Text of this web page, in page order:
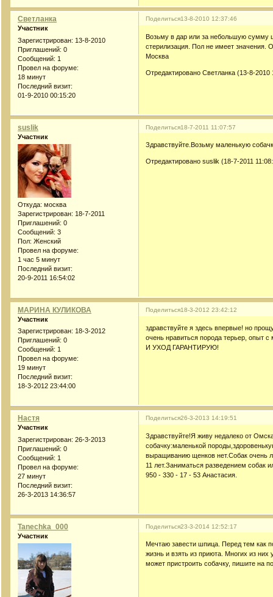
Поделиться13-8-2010 12:37:46
Светланка
Участник
Зарегистрирован: 13-8-2010
Приглашений: 0
Сообщений: 1
Провел на форуме:
18 минут
Последний визит:
01-9-2010 00:15:20
Возьму в дар или за небольшую сумму
стерилизация. Пол не имеет
Москва
Отредактировано Светланка (13-8-2010
Поделиться18-7-2011 11:07:57
suslik
Участник
Откуда: москва
Зарегистрирован: 18-7-2011
Приглашений: 0
Сообщений: 3
Пол: Женский
Провел на форуме:
1 час 5 минут
Последний визит:
20-9-2011 16:54:02
Здравствуйте.Возьму маленькую
Отредактировано suslik (18-7-2011
Поделиться18-3-2012 23:42:12
МАРИНА КУЛИКОВА
Участник
Зарегистрирован: 18-3-2012
Приглашений: 0
Сообщений: 1
Провел на форуме:
19 минут
Последний визит:
18-3-2012 23:44:00
здравствуйте я здесь впервые! но
очень нравиться порода терьер, опыт
И УХОД ГАРАНТИРУЮ!
Поделиться26-3-2013 14:19:51
Настя
Участник
Зарегистрирован: 26-3-2013
Приглашений: 0
Сообщений: 1
Провел на форуме:
27 минут
Последний визит:
26-3-2013 14:36:57
Здравствуйте!Я живу недалеко от
собачку:маленькой
выращиванию щенков нет.Собак очень
11 лет.Заниматься разведением собак
950 - 330 - 17 - 53 Анастасия.
Поделиться23-3-2014 12:52:17
Tanechka_000
Участник
Мечтаю завести шпица. Перед тем как
жизнь и взять из приюта. Многих из
может пристроить собачку, пишите на